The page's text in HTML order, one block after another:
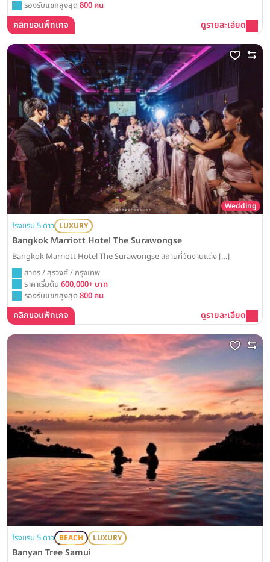
รองรับแขกสูงสุด 800 คน
คลิกขอแพ็กเกจ ดูรายละเอียด
Wedding
โรงแรม 5 ดาว LUXURY
Bangkok Marriott Hotel The Surawongse
Bangkok Marriott Hotel The Surawongse สถานที่จัดงานแต่ง […]
สาทร / สุรวงศ์ / กรุงเทพ
ราคาเริ่มต้น 600,000+ บาท
รองรับแขกสูงสุด 800 คน
คลิกขอแพ็กเกจ ดูรายละเอียด
โรงแรม 5 ดาว BEACH LUXURY
Banyan Tree Samui